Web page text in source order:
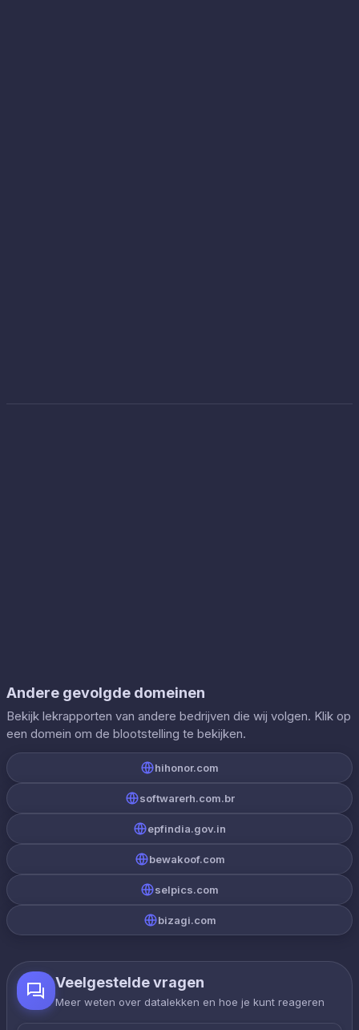
Andere gevolgde domeinen
Bekijk lekrapporten van andere bedrijven die wij volgen. Klik op
een domein om de blootstelling te bekijken.
hihonor.com
softwarerh.com.br
epfindia.gov.in
bewakoof.com
selpics.com
bizagi.com
Veelgestelde vragen
Meer weten over datalekken en hoe je kunt reageren